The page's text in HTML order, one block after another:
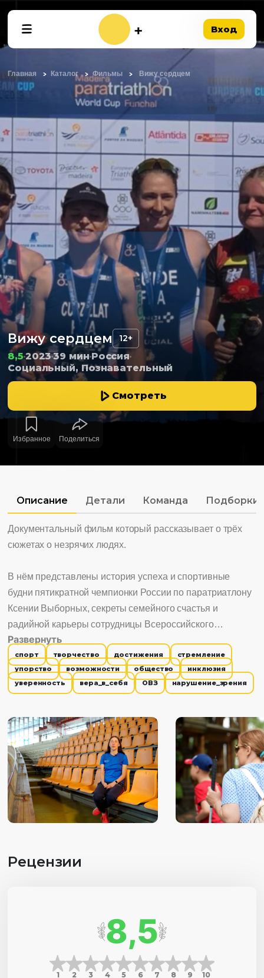
Вход
Главная Каталог Фильмы Вижу сердцем
Вижу сердцем 12+
8,5202339 минРоссия
Социальный, Познавательный
Смотреть
Избранное Поделиться
Описание Детали Команда Подборки
Документальный фильм который рассказывает о трёх
сюжетах о незрячих людях.
В нём представлены история успеха и спортивные
будни пятикратной чемпионки России по паратриатлону
Ксении Выборных, секреты семейного счастья и
радийной карьеры сотрудницы Всероссийского
Общества Слепых Ирины Алиевой, а также
эксклюзивные кадры из закулисья масштабного
музыкального фестиваля для детей с ограничениями по
зрению «Белая трость».
Развернуть
спорт творчество достижения
стремление
упорство
возможности общество
инклюзия
уверенность
вера_в_себя ОВЗ нарушение_зрения
Рецензии
8,5
1 2 3 4 5 6 7 8 9 10